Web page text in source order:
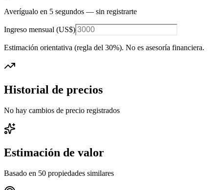
Averígualo en 5 segundos — sin registrarte
Ingreso mensual (US$)
Estimación orientativa (regla del 30%). No es asesoría financiera.
Historial de precios
No hay cambios de precio registrados
Estimación de valor
Basado en 50 propiedades similares